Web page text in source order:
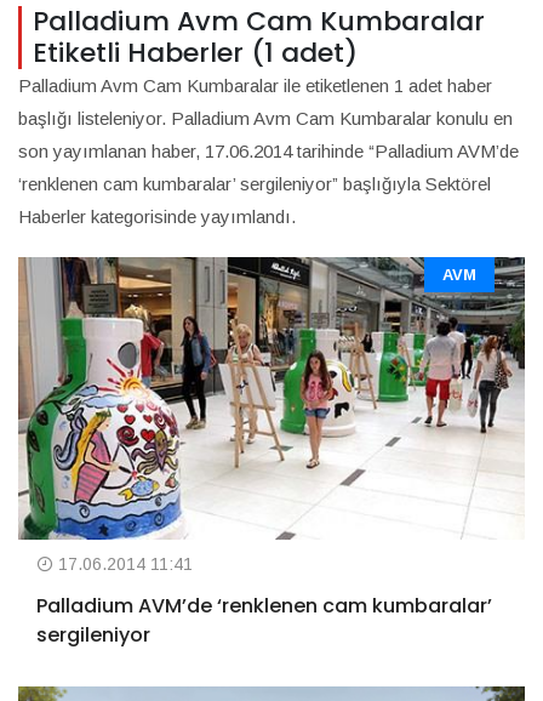
Palladium Avm Cam Kumbaralar
Etiketli Haberler (1 adet)
Palladium Avm Cam Kumbaralar ile etiketlenen 1 adet haber
başlığı listeleniyor. Palladium Avm Cam Kumbaralar konulu en
son yayımlanan haber, 17.06.2014 tarihinde “Palladium AVM’de
‘renklenen cam kumbaralar’ sergileniyor” başlığıyla Sektörel
Haberler kategorisinde yayımlandı.
AVM
17.06.2014 11:41
Palladium AVM’de ‘renklenen cam kumbaralar’
sergileniyor